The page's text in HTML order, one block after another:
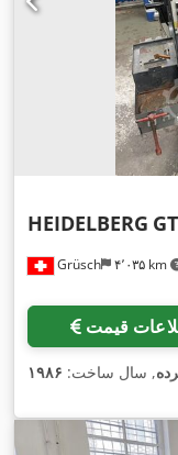
Grüsch ۴٬۰۳۵ km
HEIDELBERG
قیمت
, سال ساخت: ۱۹۸۶